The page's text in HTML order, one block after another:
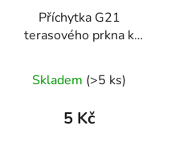
Příchytka G21
terasového prkna k
WPC prken s ocelovým
šroubem
Skladem (>5 ks)
5 Kč